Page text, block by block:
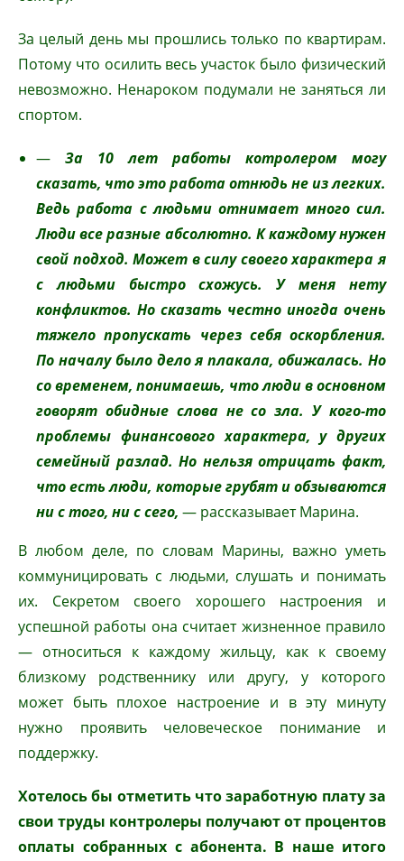
За целый день мы прошлись только по квартирам.
Потому что осилить весь участок было физический
невозможно. Ненароком подумали не заняться ли
спортом.
— За 10 лет работы котролером могу
сказать, что это работа отнюдь не из легких.
Ведь работа с людьмиотнимает много сил.
Люди все разные абсолютно. К каждому нужен
свой подход. Может в силу своего характера я
с людьми быстро схожусь. У меня нету
конфликтов. Но сказать честно иногда очень
тяжело пропускать через себя оскорбления.
По началу было дело я плакала, обижалась. Но
со временем, понимаешь, что люди в основном
говорят обидные слова не со зла. У кого-то
проблемы финансового характера, у других
семейный разлад. Но нельзя отрицать факт,
что есть люди, которые грубят и обзываются
ни с того, ни с сего, — рассказывает Марина.
В любом деле, по словам Марины, важно уметь
коммуницировать с людьми, слушать и понимать
их. Секретом своего хорошего настроения и
успешной работы она считает жизненное правило
— относиться к каждому жильцу, как к своему
близкому родственнику или другу, у которого
может быть плохое настроение и в эту минуту
нужно проявить человеческое понимание и
поддержку.
Хотелось бы отметить что заработную плату за
свои труды контролеры получают от процентов
оплаты собранных с абонента. В наше итого